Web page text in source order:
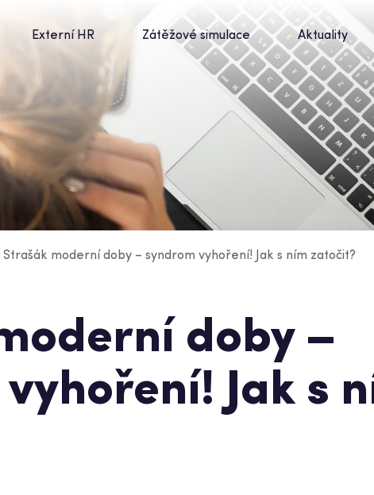
Externí HR Zátěžové simulace Aktuality
Strašák moderní doby – syndrom vyhoření! Jak s ním zatočit?
doby –
Jak s